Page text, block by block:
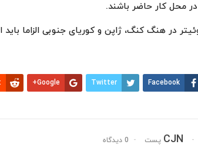
محل کار حاضر باشند.
در هنگ کنگ، ژاپن و کوریای جنوبی الزاما باید
Facebook
Twitter
Google+
CJN 0 دیدگاه